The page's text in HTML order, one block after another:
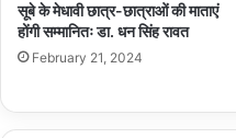
सूबे के मेधावी छात्र-छात्राओं की माताएं
होंगी सम्मानितः डा. धन सिंह रावत
February 21, 2024